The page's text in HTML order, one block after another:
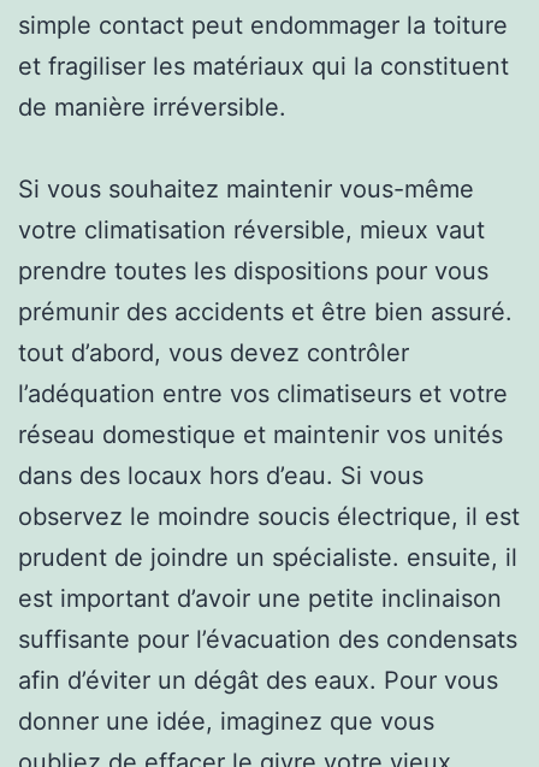
simple contact peut endommager la toiture
et fragiliser les matériaux qui la constituent
de manière irréversible.
Si vous souhaitez maintenir vous-même
votre climatisation réversible, mieux vaut
prendre toutes les dispositions pour vous
prémunir des accidents et être bien assuré.
tout d’abord, vous devez contrôler
l’adéquation entre vos climatiseurs et votre
réseau domestique et maintenir vos unités
dans des locaux hors d’eau. Si vous
observez le moindre soucis électrique, il est
prudent de joindre un spécialiste. ensuite, il
est important d’avoir une petite inclinaison
suffisante pour l’évacuation des condensats
afin d’éviter un dégât des eaux. Pour vous
donner une idée, imaginez que vous